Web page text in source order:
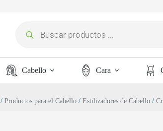
Cabello Cara
/Productos para el Cabello /Estilizadores de Cabello /